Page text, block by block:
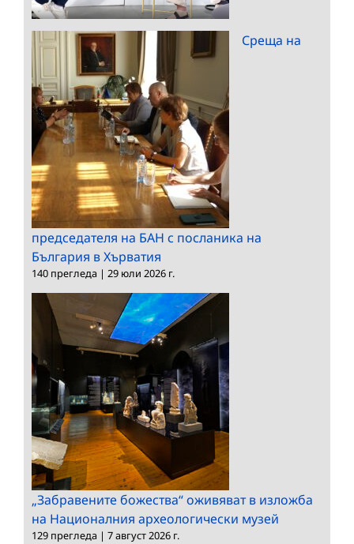
Среща на
председателя на БАН с посланика на
България в Хърватия
140 прегледа | 29 юли 2026 г.
„Забравените божества“ оживяват в изложба
на Националния археологически музей
129 прегледа | 7 август 2026 г.